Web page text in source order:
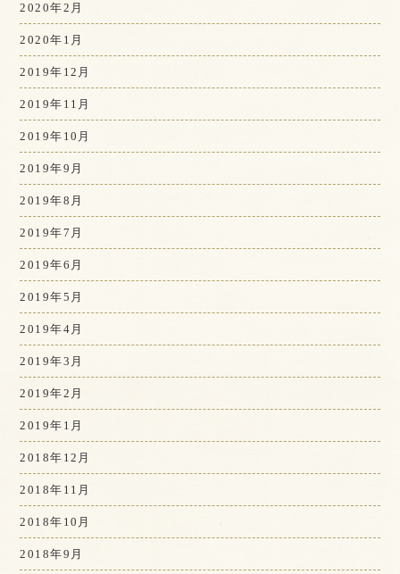
2020年2月
2020年1月
2019年12月
2019年11月
2019年10月
2019年9月
2019年8月
2019年7月
2019年6月
2019年5月
2019年4月
2019年3月
2019年2月
2019年1月
2018年12月
2018年11月
2018年10月
2018年9月